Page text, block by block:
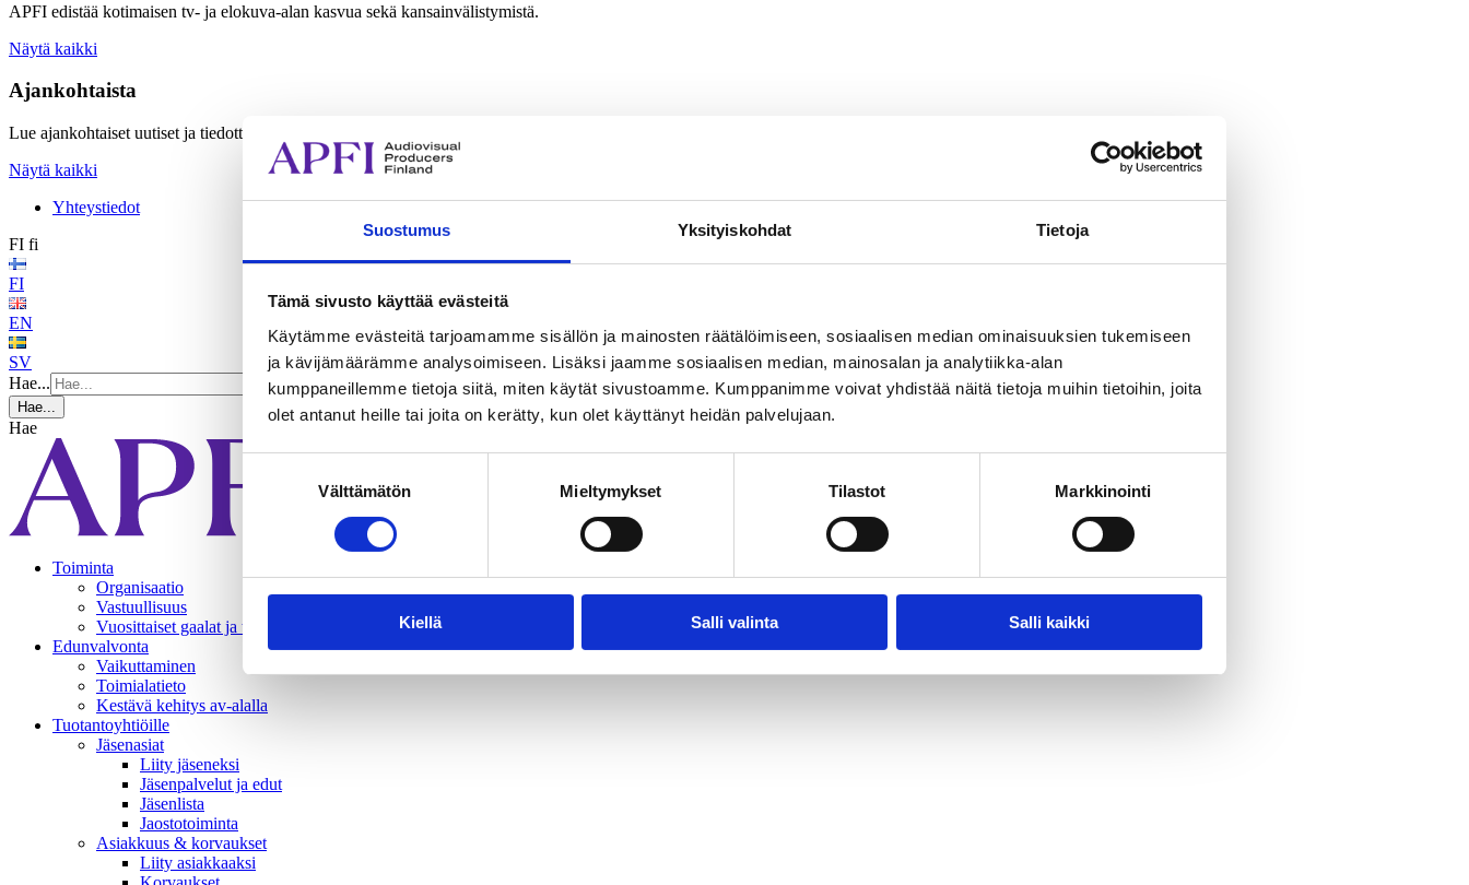
Suostumus Yksityiskohdat Tietoja
Tämä sivusto käyttää evästeitä
Käytämme evästeitä tarjoamamme sisällön ja mainosten räätälöimiseen, sosiaalisen median ominaisuuksien tukemiseen
ja kävijämäärämme analysoimiseen. Lisäksi jaamme sosiaalisen median, mainosalan ja analytiikka-alan
kumppaneillemme tietoja siitä, miten käytät sivustoamme. Kumppanimme voivat yhdistää näitä tietoja muihin tietoihin, joita
olet antanut heille tai joita on kerätty, kun olet käyttänyt heidän palvelujaan.
valinta
Välttämätön Mieltymykset Tilastot Markkinointi
Kiellä Salli valinta Salli kaikki
APFI edistää kotimaisen tv- ja elokuva-alan kasvua sekä kansainvälistymistä.
Näytä kaikki
Ajankohtaista
Lue ajankohtaiset uutiset ja tiedotteet sekä tutustu APFI:n järjestämiin tapahtumiin ja koulutuksiin.
Näytä kaikki
Yhteystiedot
FI fi
FI
EN
SV
Hae...
Hae...
Hae
Audiovisual Producers Finland - APFI
Toiminta
Organisaatio
Vastuullisuus
Vuosittaiset gaalat ja tapahtumat
Edunvalvonta
Vaikuttaminen
Toimialatieto
Kestävä kehitys av-alalla
Tuotantoyhtiöille
Jäsenasiat
Liity jäseneksi
Jäsenpalvelut ja edut
Jäsenlista
Jaostotoiminta
Asiakkuus & korvaukset
Liity asiakkaaksi